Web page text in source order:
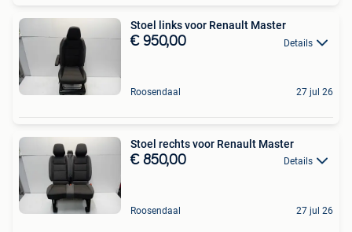
Stoel links voor Renault Master
€ 950,00 Details
Roosendaal 27 jul 26
Stoel rechts voor Renault Master
€ 850,00 Details
Roosendaal 27 jul 26